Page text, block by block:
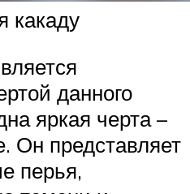
какаду
данного
яркая черта –
Он представляет
перья,